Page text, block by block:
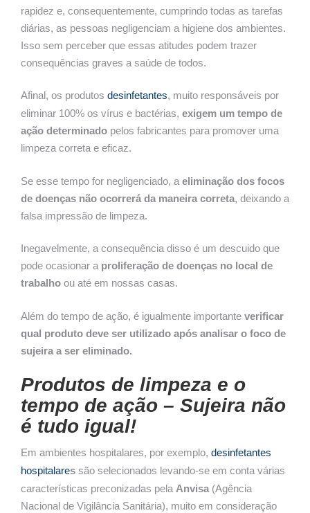
rapidez e, consequentemente, cumprindo todas as tarefas
diárias, as pessoas negligenciam a higiene dos ambientes.
Isso sem perceber que essas atitudes podem trazer
consequências graves a saúde de todos.
Afinal, os produtos desinfetantes, muito responsáveis por
eliminar 100% os vírus e bactérias, exigem um tempo de
ação determinado pelos fabricantes para promover uma
limpeza correta e eficaz.
Se esse tempo for negligenciado, a eliminação dos focos
de doenças não ocorrerá da maneira correta, deixando a
falsa impressão de limpeza.
Inegavelmente, a consequência disso é um descuido que
pode ocasionar a proliferação de doenças no local de
trabalho ou até em nossas casas.
Além do tempo de ação, é igualmente importante verificar
qual produto deve ser utilizado após analisar o foco de
sujeira a ser eliminado.
Produtos de limpeza e o
tempo de ação – Sujeira não
é tudo igual!
Em ambientes hospitalares, por exemplo, desinfetantes
hospitalares são selecionados levando-se em conta várias
características preconizadas pela Anvisa (Agência
Nacional de Vigilância Sanitária), muito em consideração